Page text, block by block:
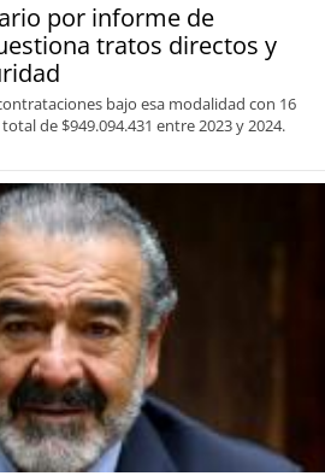
por informe de
tratos directos y
bajo esa modalidad con 16
de $949.094.431 entre 2023 y 2024.